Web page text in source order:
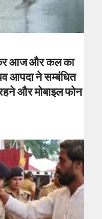
आज और कल का
आपदा ने सम्बंधित
और मोबाइल फोन